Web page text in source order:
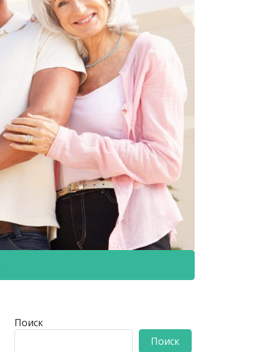
Поиск
Поиск